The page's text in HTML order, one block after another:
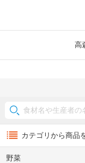
高
カテゴリから商品
野菜